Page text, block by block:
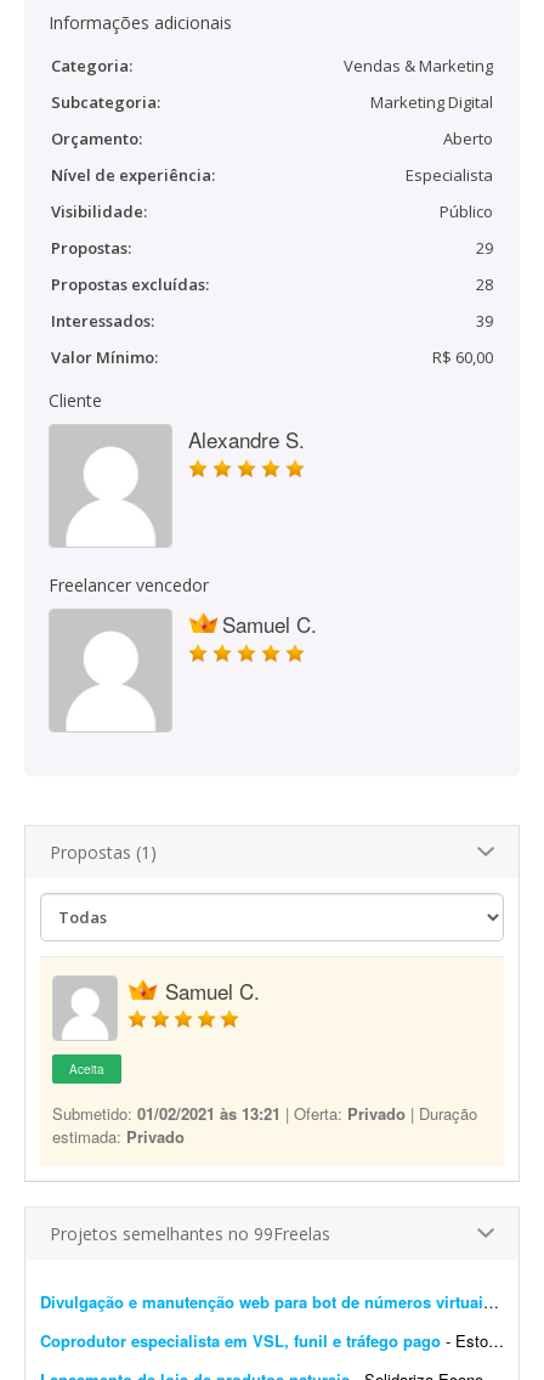
Informações adicionais
Categoria:
Vendas & Marketing
Subcategoria:
Marketing Digital
Orçamento:
Aberto
Nível de experiência:
Especialista
Visibilidade:
Público
Propostas:
29
Propostas excluídas:
28
Interessados:
39
Valor Mínimo:
R$ 60,00
Cliente
Alexandre S.
Freelancer vencedor
Samuel C.
Propostas (1)
Samuel C.
Aceita
Submetido: 01/02/2021 às 13:21 | Oferta: Privado | Duração
estimada: Privado
Projetos semelhantes no 99Freelas
Divulgação e manutenção web para bot de números virtuais (Telegram e web)
Coprodutor especialista em VSL, funil e tráfego pago - Estou procurando um coprodutor com experiência comprovada em produtos digitais, que saiba estruturar e colocar para funcionar um funil de vendas completo - do anúncio até a comp...